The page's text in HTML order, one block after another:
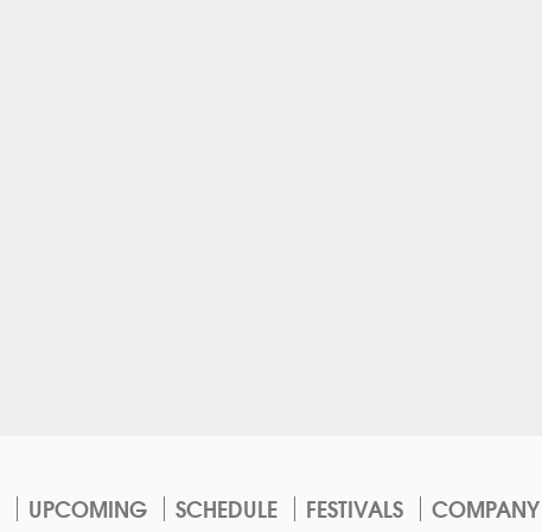
UPCOMING SCHEDULE FESTIVALS COMPANY